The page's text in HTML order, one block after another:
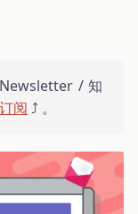
/ 知
阅 ⤴️ 。